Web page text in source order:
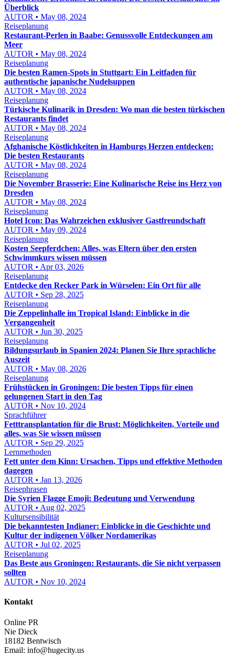
Überblick
AUTOR • May 08, 2024
Reiseplanung
Restaurant-Perlen in Baabe: Genussvolle Entdeckungen am
Meer
AUTOR • May 08, 2024
Reiseplanung
Die besten Ramen-Spots in Stuttgart: Ein Leitfaden für
authentische japanische Nudelsuppen
AUTOR • May 08, 2024
Reiseplanung
Türkische Kulinarik in Dresden: Wo man die besten türkischen
Restaurants findet
AUTOR • May 08, 2024
Reiseplanung
Afghanische Köstlichkeiten in Hamburgs Herzen entdecken:
Die besten Restaurants
AUTOR • May 08, 2024
Reiseplanung
Die November Brasserie: Eine Kulinarische Reise ins Herz von
Dresden
AUTOR • May 08, 2024
Reiseplanung
Hotel Icon: Das Wahrzeichen exklusiver Gastfreundschaft
AUTOR • May 09, 2024
Reiseplanung
Kosten Seepferdchen: Alles, was Eltern über den ersten
Schwimmkurs wissen müssen
AUTOR • Apr 03, 2026
Reiseplanung
Entdecke den Recker Park in Würselen: Ein Ort für alle
AUTOR • Sep 28, 2025
Reiseplanung
Die Zeppelinhalle im Tropical Island: Einblicke in die
Vergangenheit
AUTOR • Jun 30, 2025
Reiseplanung
Bildungsurlaub in Spanien 2024: Planen Sie Ihre sprachliche
Auszeit
AUTOR • May 08, 2026
Reiseplanung
Frühstücken in Groningen: Die besten Tipps für einen
gelungenen Start in den Tag
AUTOR • Nov 10, 2024
Sprachführer
Fetttransplantation für die Brust: Möglichkeiten, Vorteile und
alles, was Sie wissen müssen
AUTOR • Sep 29, 2025
Lernmethoden
Fett unter dem Kinn: Ursachen, Tipps und effektive Methoden
dagegen
AUTOR • Jan 13, 2026
Reisephrasen
Die Syrien Flagge Emoji: Bedeutung und Verwendung
AUTOR • Aug 02, 2025
Kultursensibilität
Die bekanntesten Indianer: Einblicke in die Geschichte und
Kultur der indigenen Völker Nordamerikas
AUTOR • Jul 02, 2025
Reiseplanung
Das Beste aus Groningen: Restaurants, die Sie nicht verpassen
sollten
AUTOR • Nov 10, 2024
Kontakt
Online PR
Nie Dieck
18182 Bentwisch
Email: info@hugecity.us